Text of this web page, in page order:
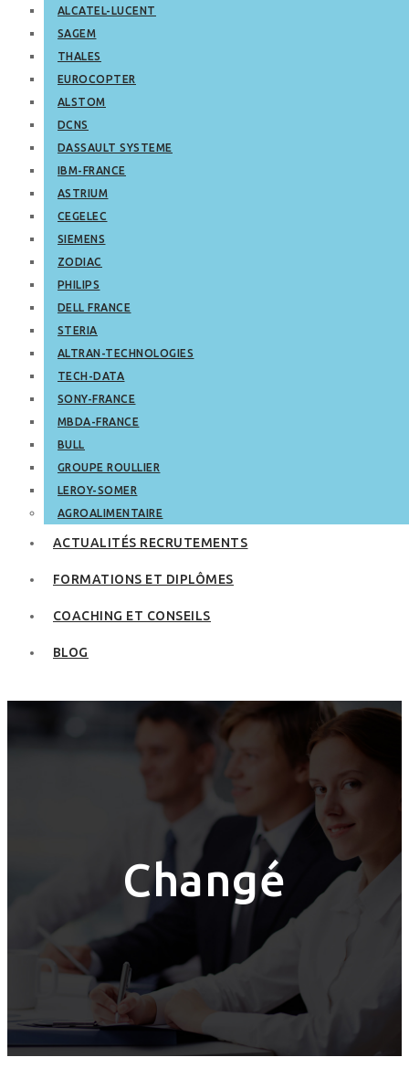
ALCATEL-LUCENT
SAGEM
THALES
EUROCOPTER
ALSTOM
DCNS
DASSAULT SYSTEME
IBM-FRANCE
ASTRIUM
CEGELEC
SIEMENS
ZODIAC
PHILIPS
DELL FRANCE
STERIA
ALTRAN-TECHNOLOGIES
TECH-DATA
SONY-FRANCE
MBDA-FRANCE
BULL
GROUPE ROULLIER
LEROY-SOMER
AGROALIMENTAIRE
ACTUALITÉS RECRUTEMENTS
FORMATIONS ET DIPLÔMES
COACHING ET CONSEILS
BLOG
Changé